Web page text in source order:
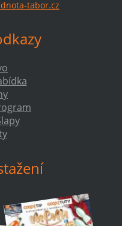
tabor.cz